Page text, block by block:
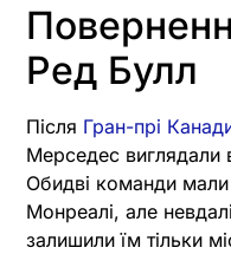
Ред Булл
Після Гран-прі
Мерседес виглядали
Обидві команди
Монреалі, але
залишили їм тільки